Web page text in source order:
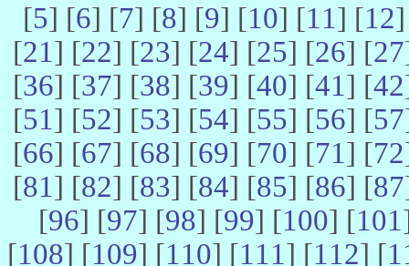
[5] [6] [7] [8] [9] [10] [11] [12
[21] [22] [23] [24] [25] [26] [27
[36] [37] [38] [39] [40] [41] [42
[51] [52] [53] [54] [55] [56] [57
[66] [67] [68] [69] [70] [71] [72
[81] [82] [83] [84] [85] [86] [87
[96] [97] [98] [99] [100] [101
[108] [109] [110] [111] [112] [